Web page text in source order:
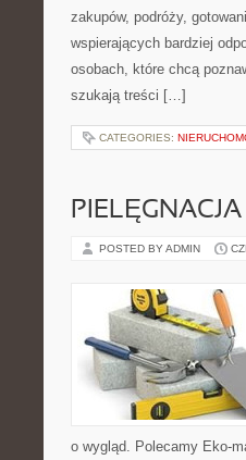
zakupów, podróży,
wspierających bardziej
osobach, które chcą
szukają treści […]
CATEGORIES:
POSTED BY ADMIN
o wygląd. Polecamy Eko-